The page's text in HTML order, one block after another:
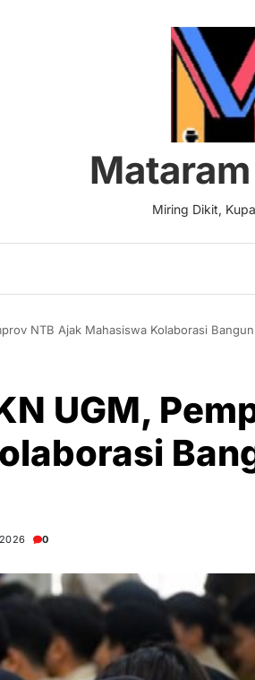
Miring Dikit,
NTB Ajak Mahasiswa Kolaborasi
UGM,
0